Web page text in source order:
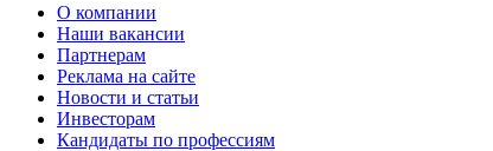
О компании
Наши вакансии
Партнерам
Реклама на сайте
Новости и статьи
Инвесторам
Кандидаты по профессиям